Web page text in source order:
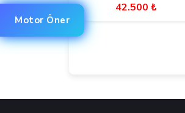
42.500 ₺
Motor Öner